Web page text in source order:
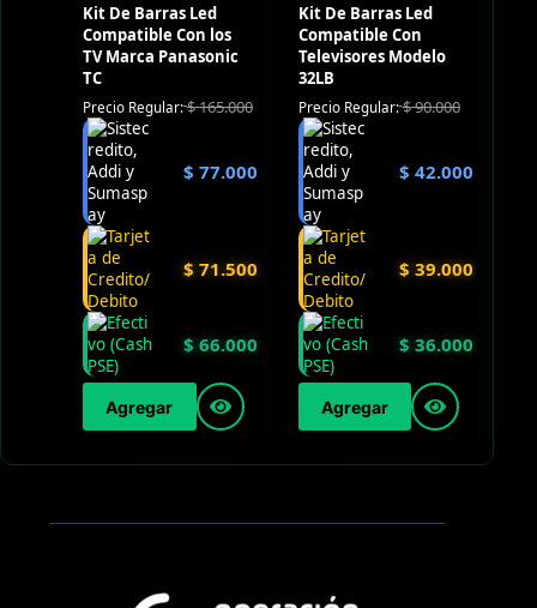
Kit De Barras Led
Compatible Con los
TV Marca Panasonic
TC
Precio Regular:$165.000
$ 77.000
$ 71.500
$ 66.000
Agregar
Kit De Barras Led
Compatible Con
Televisores Modelo
32LB
Precio Regular:$90.000
$ 42.000
$ 39.000
$ 36.000
Agregar